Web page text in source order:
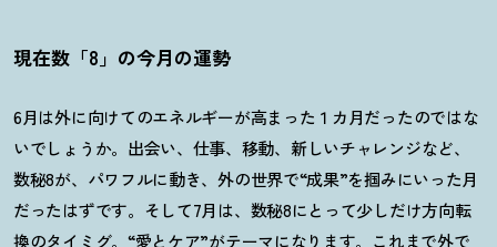
現在数「8」の今月の運勢
6月は外に向けてのエネルギーが高まった１カ月だったのではな
いでしょうか。出会い、仕事、移動、新しいチャレンジなど、
数秘8が、パワフルに動き、外の世界で“成果”を掴みにいった月
だったはずです。そして7月は、数秘8にとって少しだけ方向転
換のタイミグ。“愛とケア”がテーマになります。これまで外で